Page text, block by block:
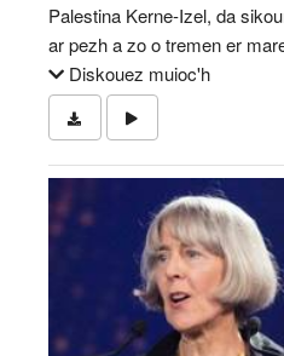
Palestina Kerne-Izel, da
ar pezh a zo o tremen er
Diskouez muioc'h